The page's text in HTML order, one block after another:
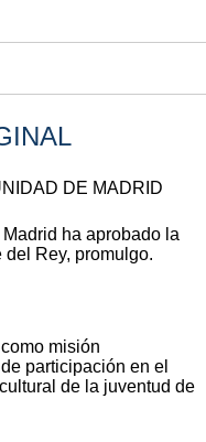
DE MADRID
ha aprobado la
del Rey, promulgo.
misión
participación en el
de la juventud de